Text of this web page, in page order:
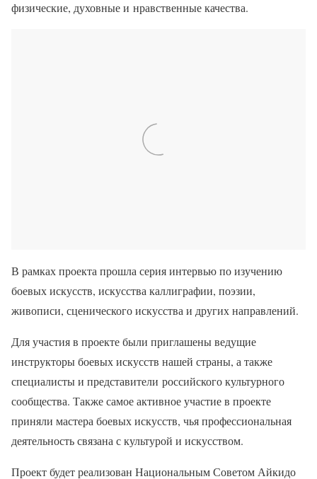
физические, духовные и нравственные качества.
В рамках проекта прошла серия интервью по изучению
боевых искусств, искусства каллиграфии, поэзии,
живописи, сценического искусства и других направлений.
Для участия в проекте были приглашены ведущие
инструкторы боевых искусств нашей страны, а также
специалисты и представители российского культурного
сообщества. Также самое активное участие в проекте
приняли мастера боевых искусств, чья профессиональная
деятельность связана с культурой и искусством.
Проект будет реализован Национальным Советом Айкидо